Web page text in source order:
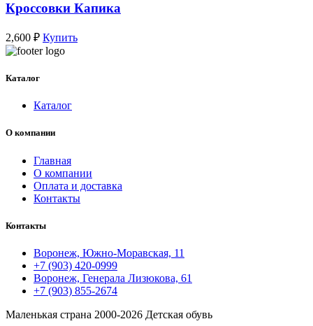
Кроссовки Капика
2,600 ₽ Купить
Каталог
Каталог
О компании
Главная
О компании
Оплата и доставка
Контакты
Контакты
Воронеж, Южно-Моравская, 11
+7 (903) 420-0999
Воронеж, Генерала Лизюкова, 61
+7 (903) 855-2674
Маленькая страна 2000-2026 Детская обувь